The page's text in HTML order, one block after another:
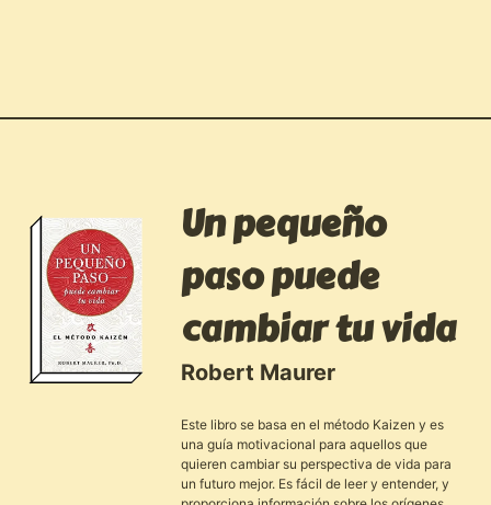
Un pequeño
paso puede
cambiar tu vida
Robert Maurer
Este libro se basa en el método Kaizen y es
una guía motivacional para aquellos que
quieren cambiar su perspectiva de vida para
un futuro mejor. Es fácil de leer y entender, y